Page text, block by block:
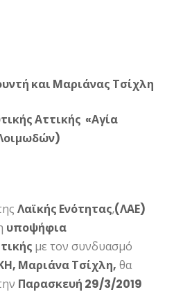
και Μαριάνας Τσίχλη
Αττικής «Αγία
Λαϊκής Ενότητας,(ΛΑΕ)
υποψήφια
με τον συνδυασμό
Μαριάνα Τσίχλη, θα
Παρασκευή 29/3/2019